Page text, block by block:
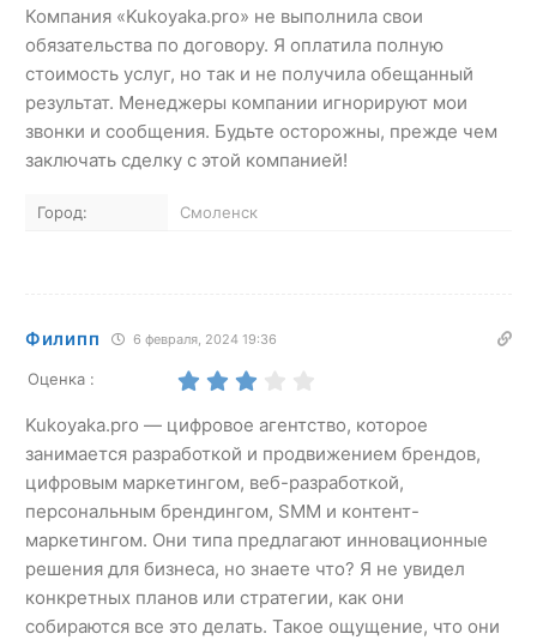
Компания «Kukoyaka.pro» не выполнила свои
обязательства по договору. Я оплатила полную
стоимость услуг, но так и не получила обещанный
результат. Менеджеры компании игнорируют мои
звонки и сообщения. Будьте осторожны, прежде чем
заключать сделку с этой компанией!
Город: Смоленск
Филипп 6 февраля, 2024 19:36
Оценка :
Kukoyaka.pro — цифровое агентство, которое
занимается разработкой и продвижением брендов,
цифровым маркетингом, веб-разработкой,
персональным брендингом, SMM и контент-
маркетингом. Они типа предлагают инновационные
решения для бизнеса, но знаете что? Я не увидел
конкретных планов или стратегии, как они
собираются все это делать. Такое ощущение, что они